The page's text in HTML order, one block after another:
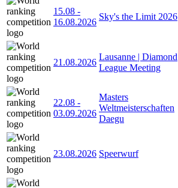
15.08 -
16.08.2026
Sky's the Limit 2026
21.08.2026
Lausanne | Diamond
League Meeting
22.08 -
03.09.2026
Masters
Weltmeisterschaften
Daegu
23.08.2026 Speerwurf